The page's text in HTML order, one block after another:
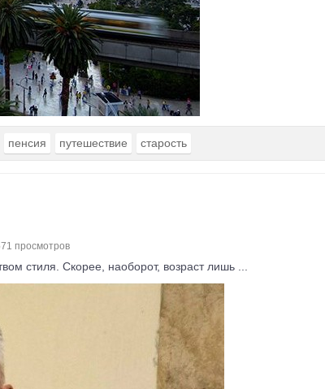
пенсия путешествие старость
просмотров
стиля. Скорее, наоборот, возраст лишь ...